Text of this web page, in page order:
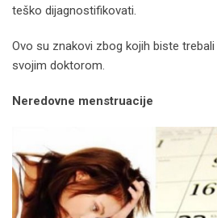
teško dijagnostifikovati.
Ovo su znakovi zbog kojih biste
svojim doktorom.
Neredovne menstruacije